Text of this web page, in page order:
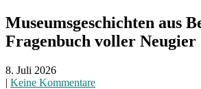
Museumsgeschichten aus
Fragenbuch voller Neugier
8. Juli 2026
| Keine Kommentare